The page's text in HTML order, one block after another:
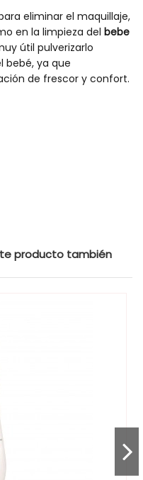
eliminar el maquillaje,
en la limpieza del bebe
útil pulverizarlo
bebé, ya que
de frescor y confort.
producto también